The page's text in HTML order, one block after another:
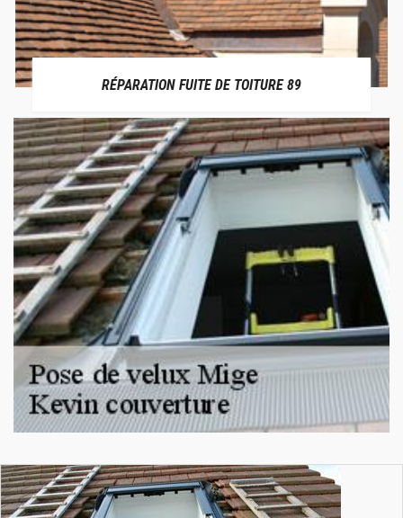
RÉPARATION FUITE DE TOITURE 89